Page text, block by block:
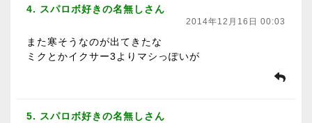
4. スパロボ好きの名無しさん
2014年12月16日 00:03
また寒そうなのが出てきたな
ミクとかイクサー3よりマシっぽいが
5. スパロボ好きの名無しさん